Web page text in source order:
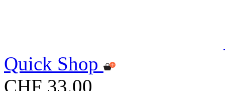
Quick Shop
CHF 33.00